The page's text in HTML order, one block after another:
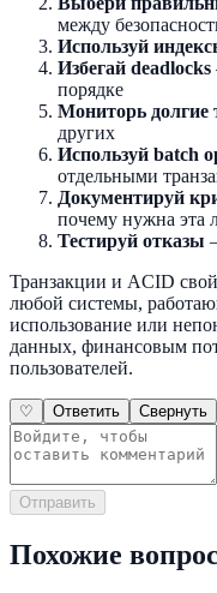
между
Используй
Избегай deadlocks
порядке
Мониторь долгие
других
Используй batch
отдельными
Документируй
почему нужна эта
Тестируй отказы
Транзакции и ACID
любой системы,
использование или
данных, финансовым
пользователей.
♡ Ответить Свернуть
Отправить
Похожие